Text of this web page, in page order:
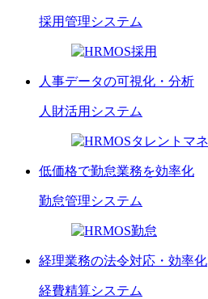
採用管理システム
人事データの可視化・分析
人財活用 システム
低価格で勤怠業務を効率化
勤怠管理システム
経理業務の法令対応・効率化
経費精算システム